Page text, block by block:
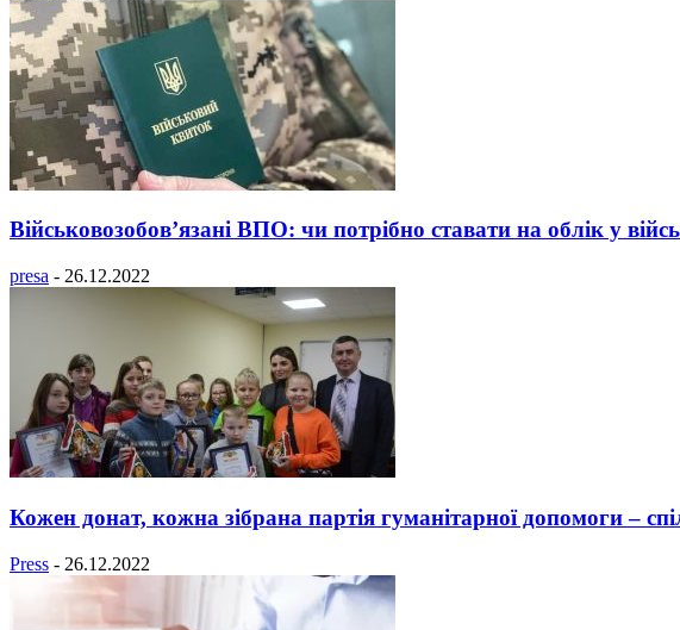
Військовозобов’язані ВПО: чи потрібно ставати на облік у
presa - 26.12.2022
Кожен донат, кожна зібрана партія гуманітарної допомоги –
Press - 26.12.2022